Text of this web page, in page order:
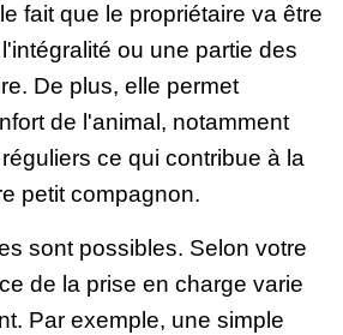
fait que le propriétaire va être
ou une partie des
De plus, elle permet
de l'animal, notamment
ce qui contribue à la
petit compagnon.
sont possibles. Selon votre
de la prise en charge varie
Par exemple, une simple